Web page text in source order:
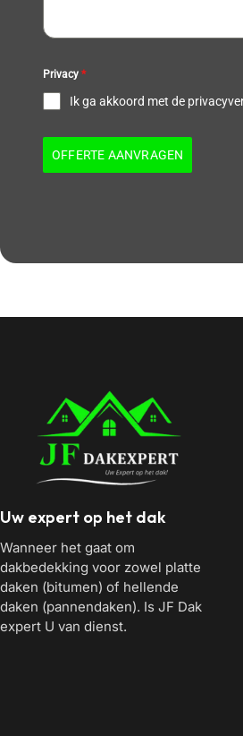
Privacy *
Ik ga akkoord met de
OFFERTE AANVRAGEN
Uw expert op het dak
Wanneer het gaat om
dakbedekking voor zowel platte
daken (bitumen) of hellende
daken (pannendaken). Is JF Dak
expert U van dienst.